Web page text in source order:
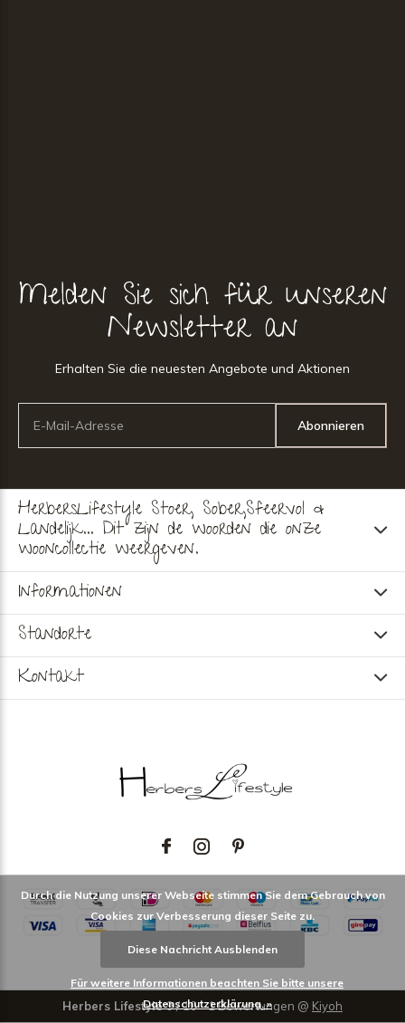
Melden Sie sich für unseren
Newsletter an
Erhalten Sie die neuesten Angebote und Aktionen
Abonnieren
HerbersLifestyle Stoer, Sober,Sfeervol &
Landelijk... Dit zijn de woorden die onze
wooncollectie weergeven.
Informationen
Standorte
Kontakt
Herbers Lifestyle9/10-1Bewertungen @ Kiyoh
Durch die Nutzung unserer Webseite stimmen Sie dem Gebrauch von
Cookies zur Verbesserung dieser Seite zu.
Diese Nachricht Ausblenden
Für weitere Informationen beachten Sie bitte unsere
Datenschutzerklärung. »